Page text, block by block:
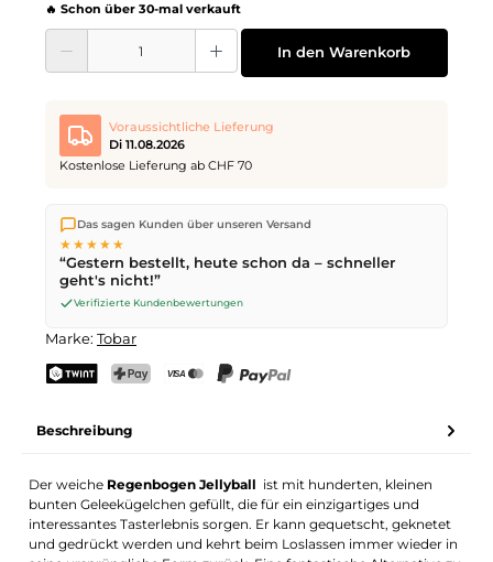
🔥 Schon über 30-mal verkauft
Produkt Anzahl: Gib den gewünschten Wert ein oder benutze die
In den Warenkorb
Voraussichtliche Lieferung
Di 11.08.2026
Kostenlose Lieferung ab CHF 70
Wir versenden direkt aus unserem Lager in Kriens. Ab
ist die Lieferung kostenlos. Bestellungen bis
werden noch am selben Tag versendet – Zustellung am
nächsten Werktagmit der Schweizerischen Post.
Das sagen Kunden über unseren Versand
★★★★★
“Gestern bestellt, heute schon da – schneller
geht's nicht!”
Verifizierte Kundenbewertungen
Marke: Tobar
Beschreibung
Der weiche Regenbogen Jellyball ist mit hunderten, kleinen
bunten Geleekügelchen gefüllt, die für ein einzigartiges und
interessantes Tasterlebnis sorgen. Er kann gequetscht, geknetet
und gedrückt werden und kehrt beim Loslassen immer wieder in